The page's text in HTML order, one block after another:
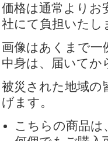
価格は通常よりお
社にて負担いたし
画像はあくまで
中身は、届いてか
被災された地域の
げます。
こちらの商品